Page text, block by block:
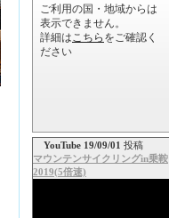
YouTube 19/09/01 投稿
マウンテンサイクリングin乗鞍
2019(5倍速)